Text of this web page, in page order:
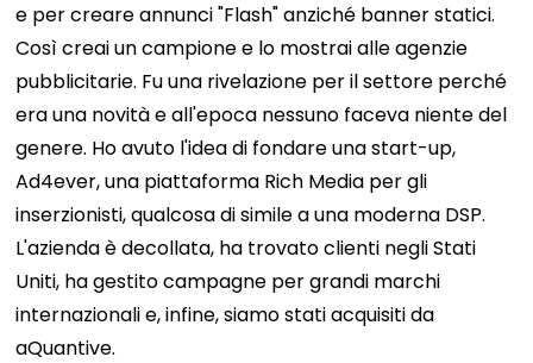
e per creare annunci "Flash" anziché banner statici.
Così creai un campione e lo mostrai alle agenzie
pubblicitarie. Fu una rivelazione per il settore perché
era una novità e all'epoca nessuno faceva niente del
genere. Ho avuto l'idea di fondare una start-up,
Ad4ever, una piattaforma Rich Media per gli
inserzionisti, qualcosa di simile a una moderna DSP.
L'azienda è decollata, ha trovato clienti negli Stati
Uniti, ha gestito campagne per grandi marchi
internazionali e, infine, siamo stati acquisiti da
aQuantive.